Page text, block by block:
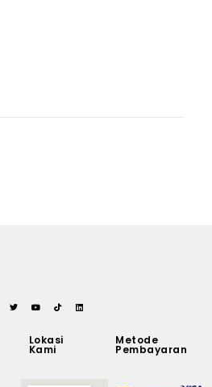
Lokasi
Kami
Metode
Pembayaran